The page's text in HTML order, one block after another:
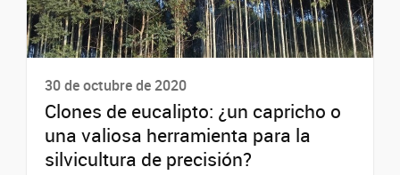
30 de octubre de 2020
Clones de eucalipto: ¿un capricho o
una valiosa herramienta para la
silvicultura de precisión?